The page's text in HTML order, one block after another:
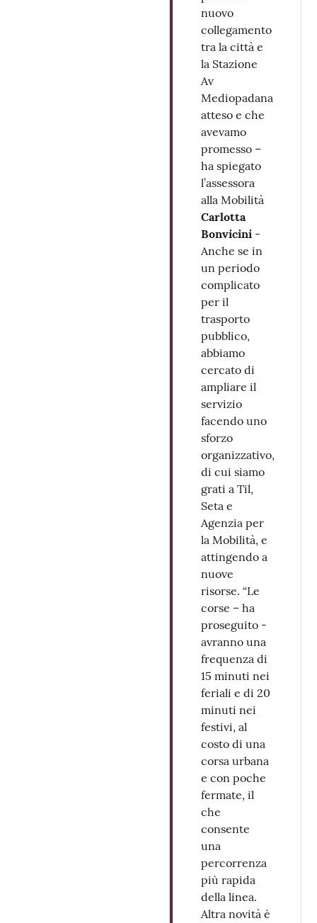
nuovo
collegamento
tra la città e
la Stazione
Av
Mediopadana
atteso e che
avevamo
promesso –
ha spiegato
l’assessora
alla Mobilità
Carlotta
Bonvicini -
Anche se in
un periodo
complicato
per il
trasporto
pubblico,
abbiamo
cercato di
ampliare il
servizio
facendo uno
sforzo
organizzativo,
di cui siamo
grati a Til,
Seta e
Agenzia per
la Mobilità, e
attingendo a
nuove
risorse. “Le
corse – ha
proseguito -
avranno una
frequenza di
15 minuti nei
feriali e di 20
minuti nei
festivi, al
costo di una
corsa urbana
e con poche
fermate, il
che
consente
una
percorrenza
più rapida
della linea.
Altra novità è